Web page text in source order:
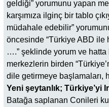
geldiği” yorumunu yapan
karşımıza ilginç bir tablo
müdahale edebilir”
öncesinde “Türkiye ABD
….” şeklinde yorum ve
merkezlerin birden
dile getirmeye başlamaları,
Yeni şeytanlık; Türkiye’yi
Batağa saplanan Conileri